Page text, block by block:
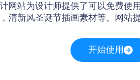
网站为设计师提供了可以免费使
清新风圣诞节插画素材等。网站
开始使用